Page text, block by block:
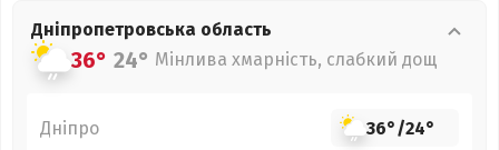
Дніпропетровська область
36° 24° Мінлива хмарність, слабкий дощ
Дніпро 36°/24°